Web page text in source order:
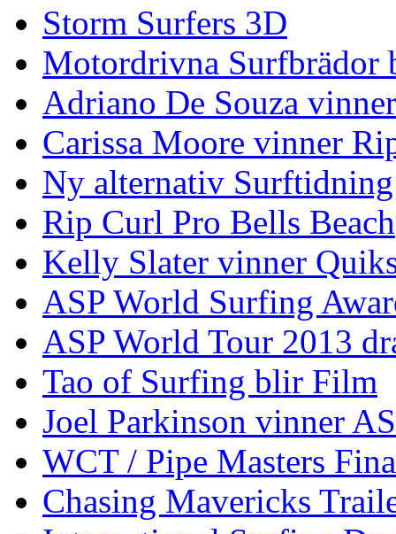
Storm Surfers 3D
Motordrivna Surfbrädor
Adriano De Souza
Carissa Moore vinner
Ny alternativ Surftidning
Rip Curl Pro Bells Beach
Kelly Slater vinner
ASP World Surfing
ASP World Tour 2013
Tao of Surfing blir Film
Joel Parkinson vinner
WCT / Pipe Masters
Chasing Mavericks